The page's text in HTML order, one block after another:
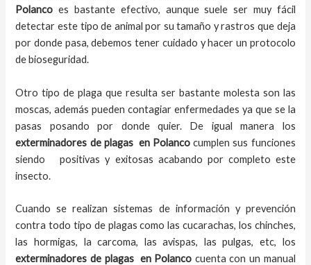
Polanco es bastante efectivo, aunque suele ser muy fácil
detectar este tipo de animal por su tamaño y rastros que deja
por donde pasa, debemos tener cuidado y hacer un protocolo
de bioseguridad.
Otro tipo de plaga que resulta ser bastante molesta son las
moscas, además pueden contagiar enfermedades ya que se la
pasas posando por donde quier. De igual manera los
exterminadores de plagasen Polanco cumplen sus funciones
siendo positivas y exitosas acabando por completo este
insecto.
Cuando se realizan sistemas de información y prevención
contra todo tipo de plagas como las cucarachas, los chinches,
las hormigas, la carcoma, las avispas, las pulgas, etc, los
exterminadores de plagasen Polanco cuenta con un manual